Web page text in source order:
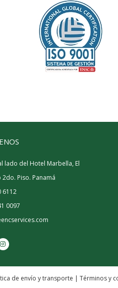
lado del Hotel Marbella, El
2do. Piso. Panamá
6112
0097
I
n
s
r
a de envío y transporte | Términos y